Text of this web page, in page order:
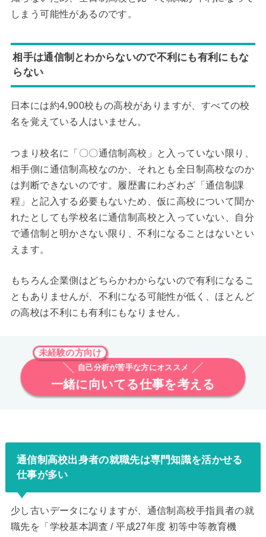
しまう可能性があるのです。
相手は通信制とわからないので不利にも有利にもな
らない
日本には約4,900校もの高校がありますが、すべての校
名を覚えている人はいません。
つまり校名に「〇〇通信制高校」と入っていない限り、
相手側に通信制高校なのか、それとも全日制高校なのか
は判断できないのです。履歴書にわざわざ「通信制課
程」と記入する必要もないため、仮に高校について聞か
れたとしても学校名に通信制高校と入っていない、自分
で通信制と明かさない限り、不利になることはないとい
えます。
もちろん企業側はどちらかわからないので有利になるこ
ともありませんが、不利になる可能性が低く、ほとんど
の高校は不利にも有利にもなりません。
未経験の方向け
自己分析が苦手な方にオススメ
一緒に向いてる仕事を考える
通信制高校出身者の就職先は専門知識を活かせる
仕事が多い
少し古いデータになりますが、通信制高校手指員者の就
職先を「学校基本調査 / 平成27年度 初等中等教育機